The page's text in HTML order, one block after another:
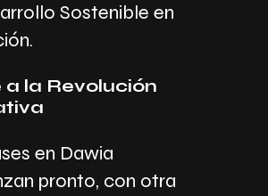
Sostenible en
a la Revolución
en Dawia
pronto, con otra